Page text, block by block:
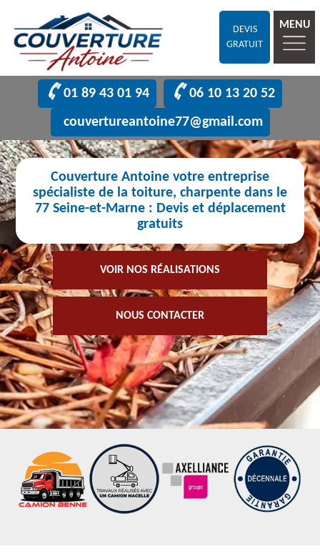
DEVIS
GRATUIT
MENU
01 89 43 01 94
06 10 13 20 52
couvertureantoine77@gmail.com
Couverture Antoine votre entreprise
spécialiste de la toiture, charpente dans le
77 Seine-et-Marne : Devis et déplacement
gratuits
VOIR NOS RÉALISATIONS
NOUS CONTACTER